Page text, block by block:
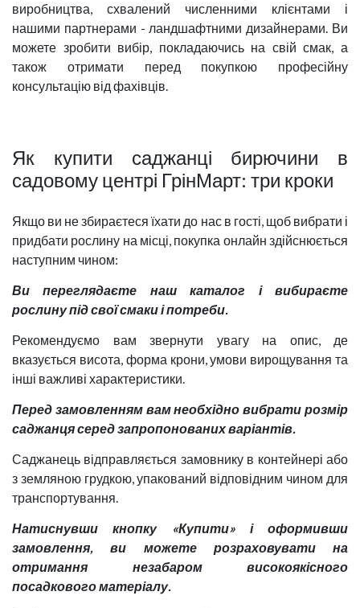
виробництва, схвалений численними клієнтами і
нашими партнерами - ландшафтними дизайнерами. Ви
можете зробити вибір, покладаючись на свій смак, а
також отримати перед покупкою професійну
консультацію від фахівців.
Як купити саджанці бирючини в
садовому центрі ГрінМарт: три кроки
Якщо ви не збираєтеся їхати до нас в гості, щоб вибрати і
придбати рослину на місці, покупка онлайн здійснюється
наступним чином:
Ви переглядаєте наш каталог і вибираєте
рослину під свої смаки і потреби.
Рекомендуємо вам звернути увагу на опис, де
вказується висота, форма крони, умови вирощування та
інші важливі характеристики.
Перед замовленням вам необхідно вибрати розмір
саджанця серед запропонованих варіантів.
Саджанець відправляється замовнику в контейнері або
з земляною грудкою, упакований відповідним чином для
транспортування.
Натиснувши кнопку «Купити» і оформивши
замовлення, ви можете розраховувати на
отримання незабаром високоякісного
посадкового матеріалу.